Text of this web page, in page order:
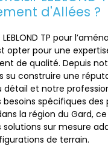
d'Allées ?
TP pour
opter pour une
de qualité. Depuis
su construire une
et notre
spécifiques des
la région du Gard,
solutions sur mesure
de terrain.